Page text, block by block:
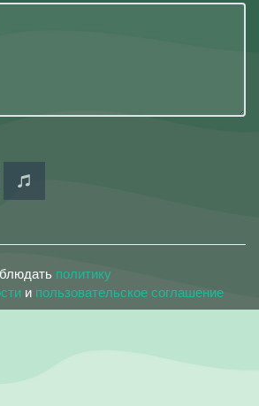
политику
и пользовательское соглашение